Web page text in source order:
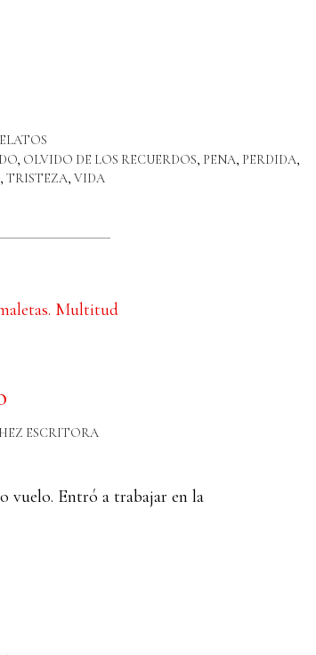
, OLVIDO DE LOS RECUERDOS, PENA, PERDIDA,
,TRISTEZA,VIDA
ESCRITORA
vuelo. Entró a trabajar en la